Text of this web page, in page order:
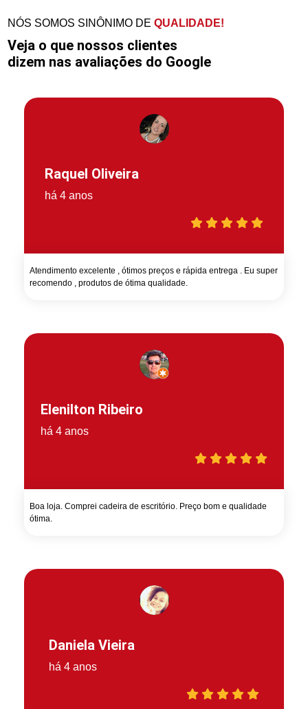
NÓS SOMOS SINÔNIMO DEQUALIDADE!
Veja o que nossos clientes
dizem nas avaliações do Google
Raquel Oliveira
há 4 anos
Atendimento excelente , ótimos preços e rápida entrega . Eu super
recomendo , produtos de ótima qualidade.
Elenilton Ribeiro
há 4 anos
Boa loja. Comprei cadeira de escritório. Preço bom e qualidade
ótima.
Daniela Vieira
há 4 anos